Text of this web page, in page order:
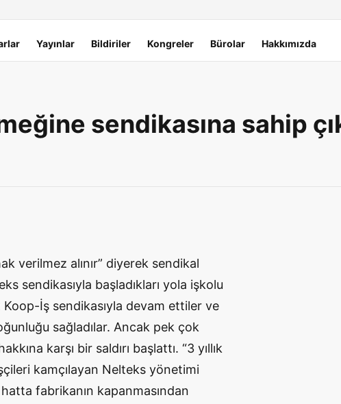
Yayınlar Bildiriler Kongreler Bürolar Hakkımızda
sendikasına sahip
verilmez alınır” diyerek sendikal
sendikasıyla başladıkları yola işkolu
Koop-İş sendikasıyla devam ettiler ve
sağladılar. Ancak pek çok
karşı bir saldırı başlattı. “3 yıllık
kamçılayan Nelteks yönetimi
fabrikanın kapanmasından